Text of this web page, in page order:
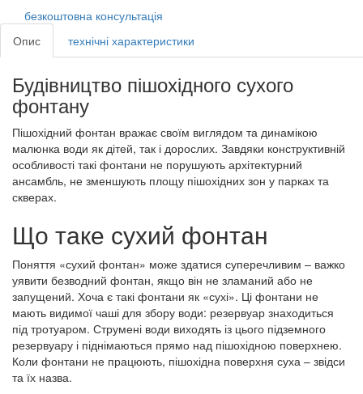
безкоштовна консультація
Опис
технічні характеристики
Будівництво пішохідного сухого
фонтану
Пішохідний фонтан вражає своїм виглядом та динамікою
малюнка води як дітей, так і дорослих. Завдяки конструктивній
особливості такі фонтани не порушують архітектурний
ансамбль, не зменшують площу пішохідних зон у парках та
скверах.
Що таке сухий фонтан
Поняття «сухий фонтан» може здатися суперечливим – важко
уявити безводний фонтан, якщо він не зламаний або не
запущений. Хоча є такі фонтани як «сухі». Ці фонтани не
мають видимої чаші для збору води: резервуар знаходиться
під тротуаром. Струмені води виходять із цього підземного
резервуару і піднімаються прямо над пішохідною поверхнею.
Коли фонтани не працюють, пішохідна поверхня суха – звідси
та їх назва.